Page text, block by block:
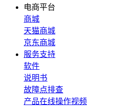
电商平台
商城
天猫商城
京东商城
服务支持
软件
说明书
故障点排查
产品在线操作视频